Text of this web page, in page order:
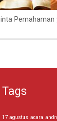
Tags
17 agustus acara